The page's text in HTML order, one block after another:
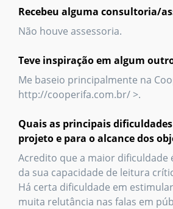
Recebeu alguma consultoria/
Não houve assessoria.
Teve inspiração em algum
Me baseio principalmente na
http://cooperifa.com.br/ >.
Quais as principais
projeto e para o alcance dos
Acredito que a maior dificuldade
da sua capacidade de leitura
Há certa dificuldade em
muita relutância nas falas em